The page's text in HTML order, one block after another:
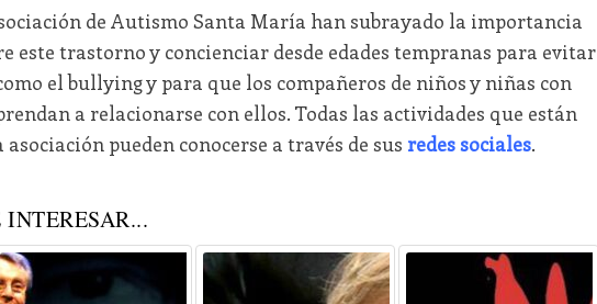
de Autismo Santa María han subrayado la importancia
este trastorno y concienciar desde edades tempranas para evitar
el bullying y para que los compañeros de niños y niñas con
a relacionarse con ellos. Todas las actividades que están
pueden conocerse a través de sus redes sociales.